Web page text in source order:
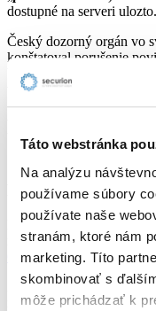
Táto webstránka
Na analýzu
používame súbory
používate naše
stranám, ktoré nám
marketing. Títo
skombinovať s
môže prichádzať k
dostupné na serveri
Český dozorný orgán vo
konštatoval porušenie
bezpečnostných
výške 1,5 milión CZK.
GDPR –
Právo na náhradu
Na účely čl. 82GDPR
majetkovú alebo
GDPRprávo na náhradu
Zodpovednosť za škodu
nesieprevádzkovateľ. V